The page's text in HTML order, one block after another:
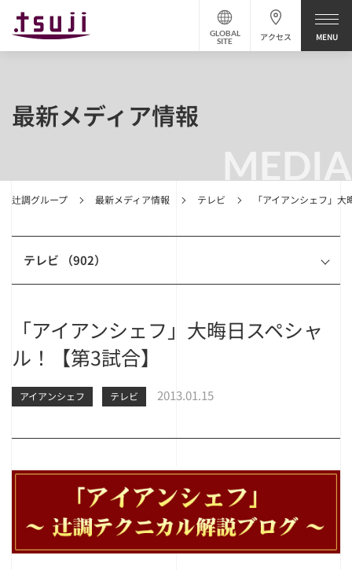
アクセス
GLOBAL
SITE
MEDIA
辻調グループ 最新メディア情報 テレビ 「アイアンシェフ」
最新メディア情報
テレビ （902）
「アイアンシェフ」大晦日スペシャ
ル！【第3試合】
アイアンシェフ テレビ 2013.01.15